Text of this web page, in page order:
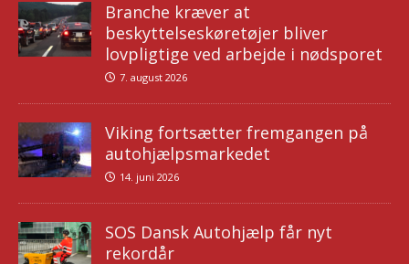
Branche kræver at
beskyttelseskøretøjer bliver
lovpligtige ved arbejde i nødsporet
7. august 2026
Viking fortsætter fremgangen på
autohjælpsmarkedet
14. juni 2026
SOS Dansk Autohjælp får nyt
rekordår